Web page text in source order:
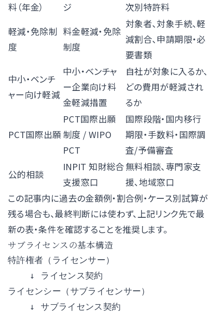
料（年金）
ジ
次別特許料
軽減・免除制
度
料金軽減・免除
制度
対象者、対象手続、軽
減割合、申請期限・必
要書類
中小・ベンチ
ャー向け軽減
中小・ベンチャ
ー企業向け料
金軽減措置
自社が対象に入るか、
どの費用が軽減され
るか
PCT国際出願
PCT国際出願
制度 /WIPO
PCT
国際段階・国内移行
期限・手数料・国際調
査/予備審査
公的相談
INPIT 知財総合
支援窓口
無料相談、専門家支
援、地域窓口
この記事内に過去の金額例・割合例・ケース別試算が
残る場合も、最終判断には使わず、上記リンク先で最
新の表・条件を確認することを推奨します。
サブライセンスの基本構造
特許権者（ライセンサー）
    ↓ ライセンス契約
ライセンシー（サブライセンサー）
    ↓ サブライセンス契約